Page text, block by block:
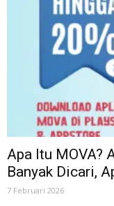
Apa Itu MOVA?
Banyak Dicari,
7 Februari 2026